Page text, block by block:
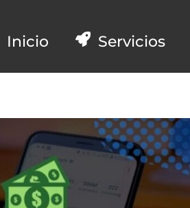
Inicio Servicios